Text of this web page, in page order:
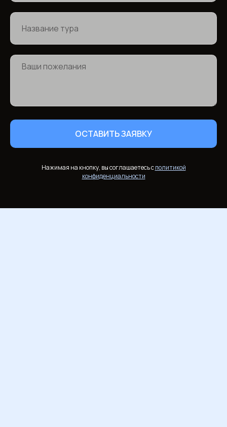
ОСТАВИТЬ ЗАЯВКУ
Нажимая на кнопку, вы соглашаетесь сполитикой
конфиденциальности